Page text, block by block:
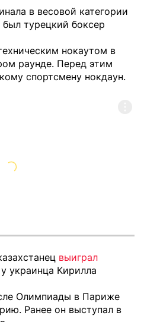
в весовой категории
турецкий боксер
нокаутом в
раунде. Перед этим
спортсмену нокдаун.
выиграл
украинца Кирилла
Олимпиады в Париже
Ранее он выступал в